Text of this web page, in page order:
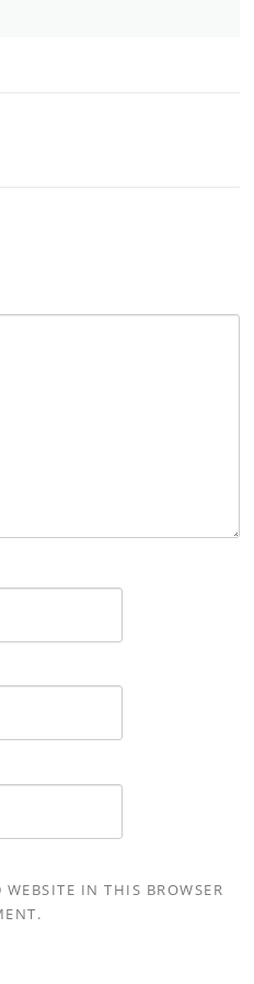
IN THIS BROWSER